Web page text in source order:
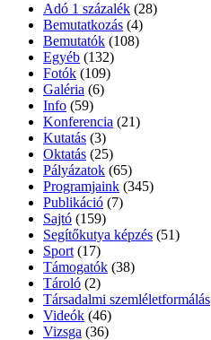
Adó 1 százalék (28)
Bemutatkozás (4)
Bemutatók (108)
Egyéb (132)
Fotók (109)
Galéria (6)
Info (59)
Konferencia (21)
Kutatás (3)
Oktatás (25)
Pályázatok (65)
Programjaink (345)
Publikáció (7)
Sajtó (159)
Segítőkutya képzés (51)
Sport (17)
Támogatók (38)
Tároló (2)
Társadalmi szemléletformálás
Videók (46)
Vizsga (36)